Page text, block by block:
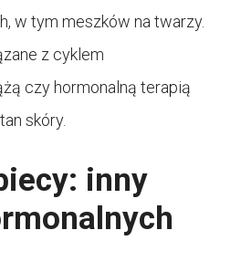
w tym meszków na twarzy.
z cyklem
czy hormonalną terapią
skóry.
inny